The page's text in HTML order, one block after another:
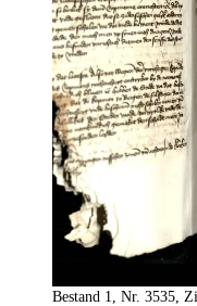
Bestand 1, Nr. 3535,